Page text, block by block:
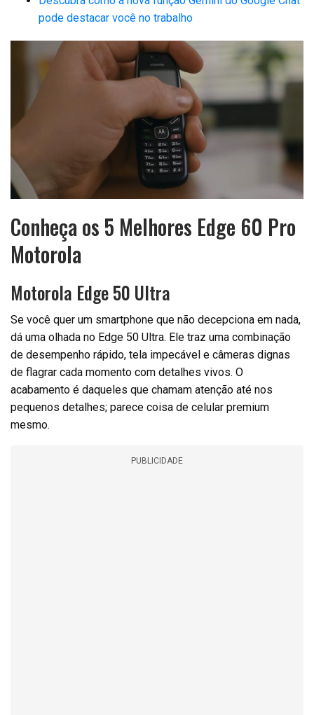
pode destacar você no trabalho
Conheça os 5 Melhores Edge 60 Pro
Motorola
Motorola Edge 50 Ultra
Se você quer um smartphone que não decepciona em nada,
dá uma olhada no Edge 50 Ultra. Ele traz uma combinação
de desempenho rápido, tela impecável e câmeras dignas
de flagrar cada momento com detalhes vivos. O
acabamento é daqueles que chamam atenção até nos
pequenos detalhes; parece coisa de celular premium
mesmo.
PUBLICIDADE